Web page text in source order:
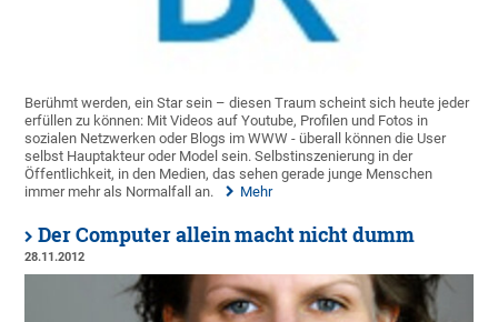
Berühmt werden, ein Star sein – diesen Traum scheint sich heute jeder
erfüllen zu können: Mit Videos auf Youtube, Profilen und Fotos in
sozialen Netzwerken oder Blogs im WWW - überall können die User
selbst Hauptakteur oder Model sein. Selbstinszenierung in der
Öffentlichkeit, in den Medien, das sehen gerade junge Menschen
immer mehr als Normalfall an.
Mehr
Der Computer allein macht nicht dumm
28.11.2012